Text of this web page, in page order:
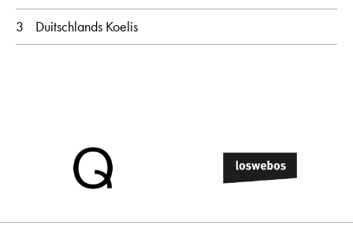
3 Duitschlands Koelis